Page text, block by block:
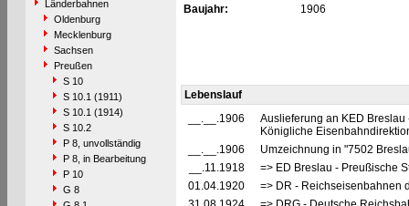
Länderbahnen
Oldenburg
Mecklenburg
Sachsen
Preußen
S 10
S 10.1 (1911)
S 10.1 (1914)
S 10.2
P 8, unvollständig
P 8, in Bearbeitung
P 10
G 8
Baujahr:
1906
Lebenslauf
__.__.1906
Auslieferung an KED
Königliche
__.__.1906
Umzeichnung in "7502
__.11.1918
=> ED Breslau - Preußische
01.04.1920
=> DR - Reichseisenbahnen